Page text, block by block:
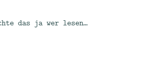
das ja wer lesen…